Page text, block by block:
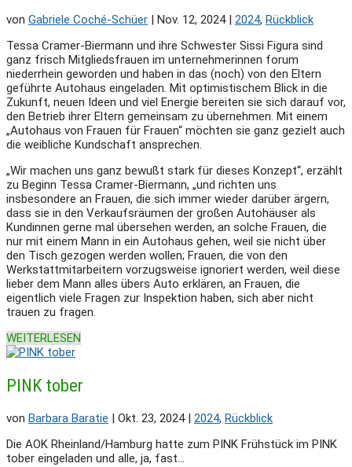
von Gabriele Coché-Schüer | Nov. 12, 2024| 2024, Rückblick
Tessa Cramer-Biermann und ihre Schwester Sissi Figura sind
ganz frisch Mitgliedsfrauen im unternehmerinnen forum
niederrhein geworden und haben in das (noch) von den Eltern
geführte Autohaus eingeladen. Mit optimistischem Blick in die
Zukunft, neuen Ideen und viel Energie bereiten sie sich darauf vor,
den Betrieb ihrer Eltern gemeinsam zu übernehmen. Mit einem
„Autohaus von Frauen für Frauen“ möchten sie ganz gezielt auch
die weibliche Kundschaft ansprechen.
„Wir machen uns ganz bewußt stark für dieses Konzept“, erzählt
zu Beginn Tessa Cramer-Biermann, „und richten uns
insbesondere an Frauen, die sich immer wieder darüber ärgern,
dass sie in den Verkaufsräumen der großen Autohäuser als
Kundinnen gerne mal übersehen werden, an solche Frauen, die
nur mit einem Mann in ein Autohaus gehen, weil sie nicht über
den Tisch gezogen werden wollen; Frauen, die von den
Werkstattmitarbeitern vorzugsweise ignoriert werden, weil diese
lieber dem Mann alles übers Auto erklären, an Frauen, die
eigentlich viele Fragen zur Inspektion haben, sich aber nicht
trauen zu fragen.
WEITERLESEN
PINK tober
von Barbara Baratie Okt. 23, 2024| 2024, Rückblick
Die AOK Rheinland/Hamburg hatte zum PINK Frühstück im PINK
tober eingeladen und alle, ja, fast...